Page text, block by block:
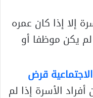
إلا إذا كان عمره
إذا لم يكن موظفا أو
قرض
الأسرة إذا لم